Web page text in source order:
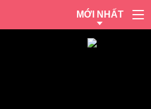
MỚI NHẤT